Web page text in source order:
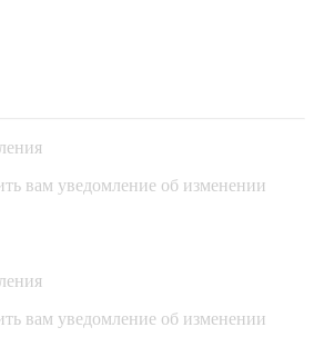
вам уведомление об изменении
вам уведомление об изменении